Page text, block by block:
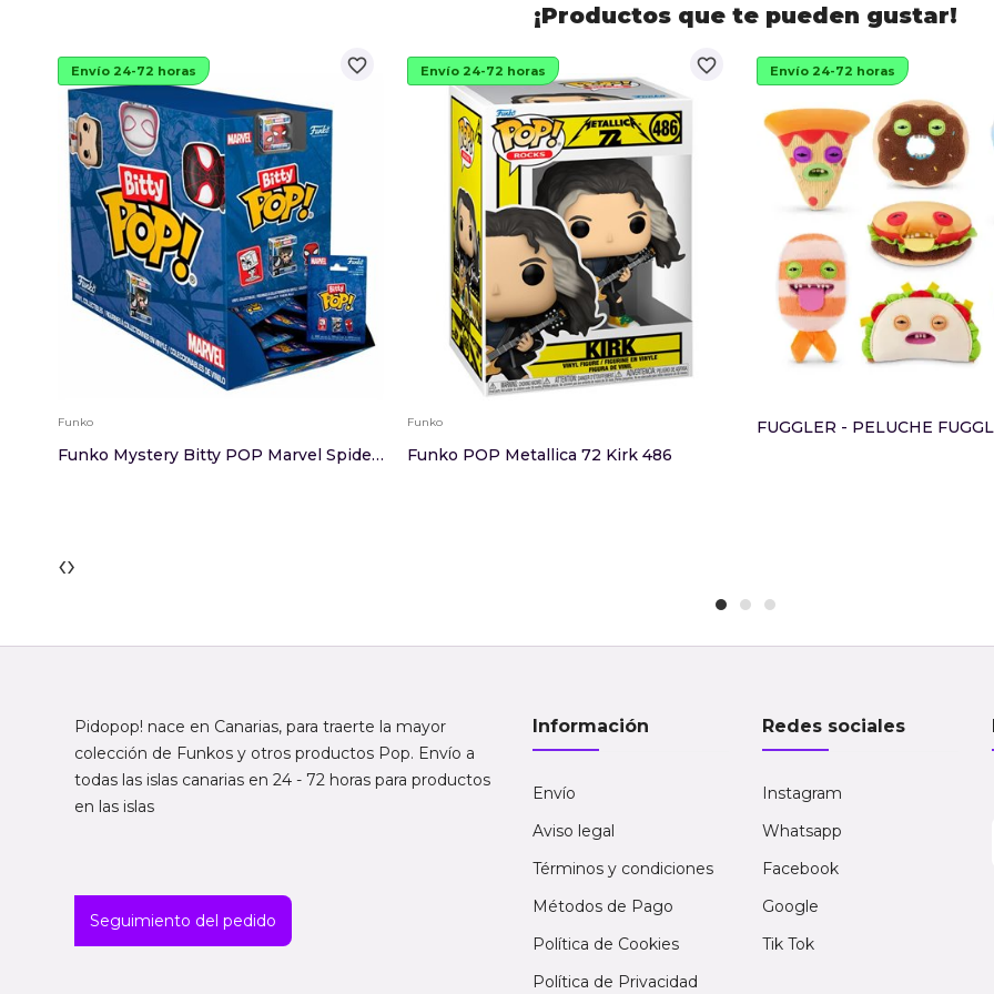
¡Productos que te pueden gustar!
favorite_border
Envío 24-72 horas
Funko
Funko Mystery Bitty POP Marvel Spider-Man Surtido
favorite_border
Envío 24-72 horas
Funko
Funko POP Metallica 72 Kirk 486
Envío 24-72 horas
‹›
Pidopop! nace en Canarias, para traerte la mayor
colección de Funkos y otros productos Pop. Envío a
todas las islas canarias en 24 - 72 horas para productos
en las islas
Seguimiento del pedido
Información
Envío
Aviso legal
Términos y condiciones
Métodos de Pago
Política de Cookies
Política de Privacidad
Redes sociales
Instagram
Whatsapp
Facebook
Google
Tik Tok